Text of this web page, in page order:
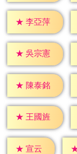
★ 李亞萍
★ 吳宗憲
★ 陳泰銘
★ 王國旌
★ 宣云